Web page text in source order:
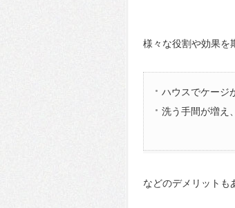
様々な役割や効果を
ハウスでケージ
洗う手間が増え
などのデメリットも